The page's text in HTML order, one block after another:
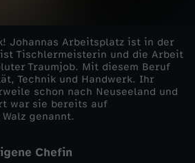
Johannas Arbeitsplatz ist in der
Tischlermeisterin und die Arbeit
Traumjob. Mit diesem Beruf
Technik und Handwerk. Ihr
schon nach Neuseeland und
war sie bereits auf
genannt.
Chefin